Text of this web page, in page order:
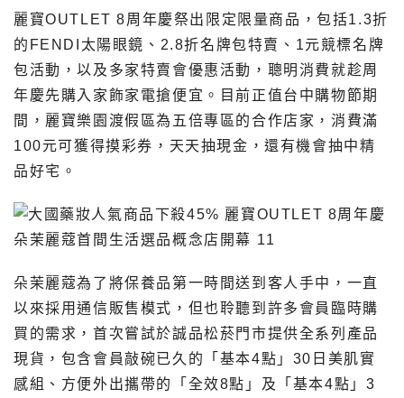
麗寶OUTLET 8周年慶祭出限定限量商品，包括1.3折
的FENDI太陽眼鏡、2.8折名牌包特賣、1元競標名牌
包活動，以及多家特賣會優惠活動，聰明消費就趁周
年慶先購入家飾家電搶便宜。目前正值台中購物節期
間，麗寶樂園渡假區為五倍專區的合作店家，消費滿
100元可獲得摸彩券，天天抽現金，還有機會抽中精
品好宅。
朵茉麗蔻為了將保養品第一時間送到客人手中，一直
以來採用通信販售模式，但也聆聽到許多會員臨時購
買的需求，首次嘗試於誠品松菸門市提供全系列產品
現貨，包含會員敲碗已久的「基本4點」30日美肌實
感組、方便外出攜帶的「全效8點」及「基本4點」3